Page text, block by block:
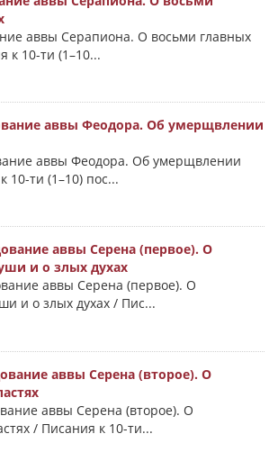
аввы Серапиона. О восьми главных
к 10-ти (1–10...
аввы Феодора. Об умерщвлении
аввы Феодора. Об умерщвлении
10-ти (1–10) пос...
аввы Серена (первое). О
и о злых духах
аввы Серена (первое). О
и о злых духах / Пис...
аввы Серена (второе). О
аввы Серена (второе). О
/ Писания к 10-ти...